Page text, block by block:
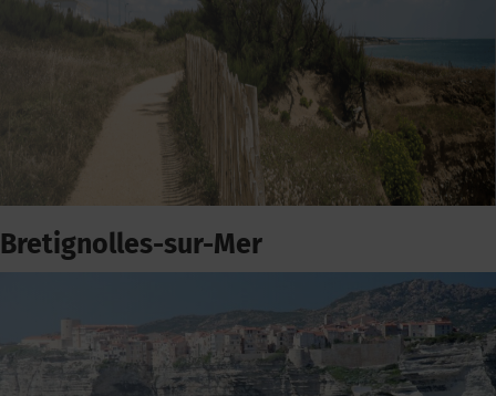
Bretignolles-sur-Mer